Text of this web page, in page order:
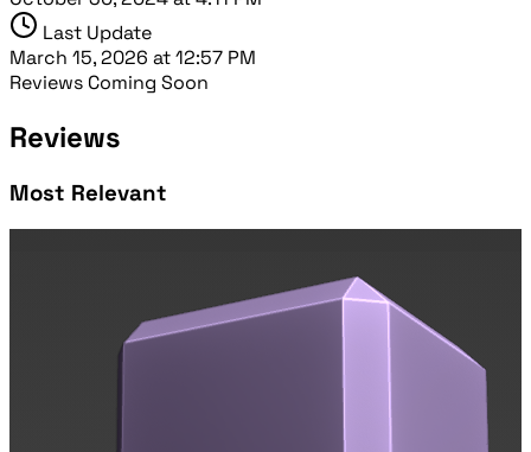
Last Update
March 15, 2026 at 12:57 PM
Reviews Coming Soon
Reviews
Most Relevant